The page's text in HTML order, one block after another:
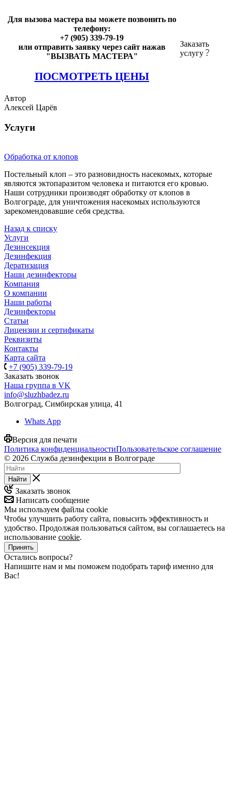
Для вызова мастера вы можете позвонить по
телефону:
+7 (905) 339-79-19
или отправить заявку через сайт нажав
"ВЫЗВАТЬ МАСТЕРА"
ПОСМОТРЕТЬ ЦЕНЫ
Заказать
услугу
Автор
Алексей Царёв
Услуги
Обработка от клопов
Постельный клоп – это разновидность насекомых, которые
являются эктопаразитом человека и питаются его кровью.
Наши сотрудники производят обработку от клопов в
Волгограде, для уничтожения насекомых используются
зарекомендовавшие себя средства.
Назад к списку
Услуги
Дезинсекция
Дезинфекция
Дератизация
Наши дезинфекторы
Компания
О компании
Наши работы
Дезинфекторы
Статьи
Лицензии и сертификаты
Реквизиты
Контакты
Карта сайта
+7 (905) 339-79-19
Заказать звонок
Наша группа в VK
info@sluzhbadez.ru
Волгоград, Симбирская улица, 41
Whats App
Версия для печати
Политика конфиденциальностиПользовательское соглашение
© 2026 Служба дезинфекции в Волгограде
Найти
Заказать звонок
Написать сообщение
Мы используем файлы cookie
Чтобы улучшить работу сайта, повысить эффективность и
удобство. Продолжая пользоваться сайтом, вы соглашаетесь на
использование cookie.
Принять
Остались вопросы?
Напишите нам и мы поможем подобрать тариф именно для
Вас!